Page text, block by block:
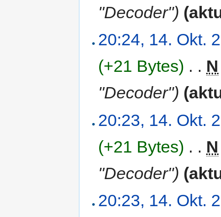
"Decoder")
20:24, 14. Okt.
(+21 Bytes) . . N
"Decoder")
20:23, 14. Okt.
(+21 Bytes) . . N
"Decoder")
20:23, 14. Okt.